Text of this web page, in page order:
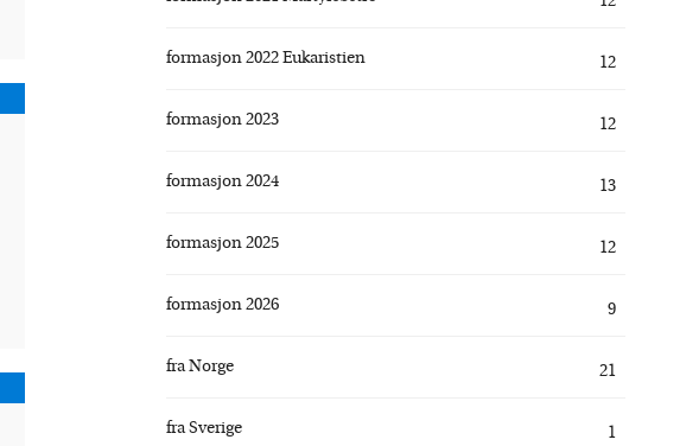
formasjon 2022 Eukaristien 12
formasjon 2023 12
formasjon 2024 13
formasjon 2025 12
formasjon 2026 9
fra Norge 21
fra Sverige 1